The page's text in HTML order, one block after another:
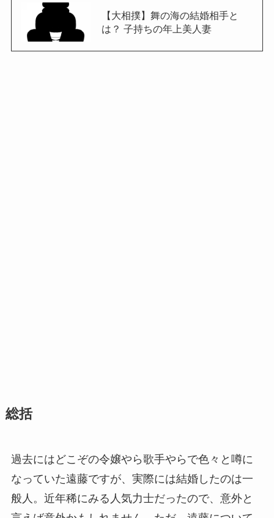
【大相撲】舞の海の結婚相手と
は？ 子持ちの年上美人妻
総括
過去にはどこぞの令嬢やら歌手やらで色々と噂に
なっていた遠藤ですが、実際には結婚したのは一
般人。近年稀にみる人気力士だったので、意外と